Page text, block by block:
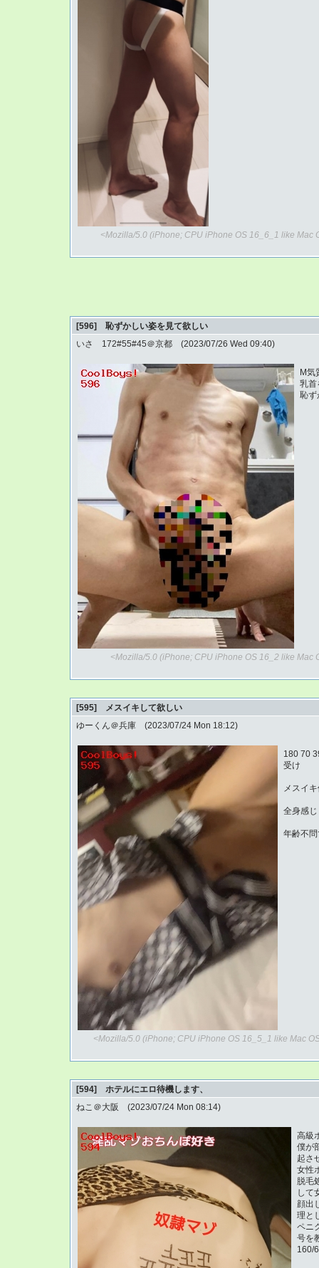
<Mozilla/5.0 (iPhone; CPU iPhone OS 16_6_1 like
[596] 恥ずかしい姿を見て欲しい
いさ 172#55#45＠京都 (2023/07/26 Wed 09:40)
M気
乳首
恥ず
<Mozilla/5.0 (iPhone; CPU iPhone OS 16_2 like
[595] メスイキして欲しい
ゆーくん＠兵庫 (2023/07/24 Mon 18:12)
180 70
受け
メスイ
全身感
年齢不
<Mozilla/5.0 (iPhone; CPU iPhone OS 16_5_1 like Mac
[594] ホテルにエロ待機します、
ねこ＠大阪 (2023/07/24 Mon 08:14)
高級
僕が
起さ
女性
脱毛
して
顔出
理と
ペニ
号を
160/